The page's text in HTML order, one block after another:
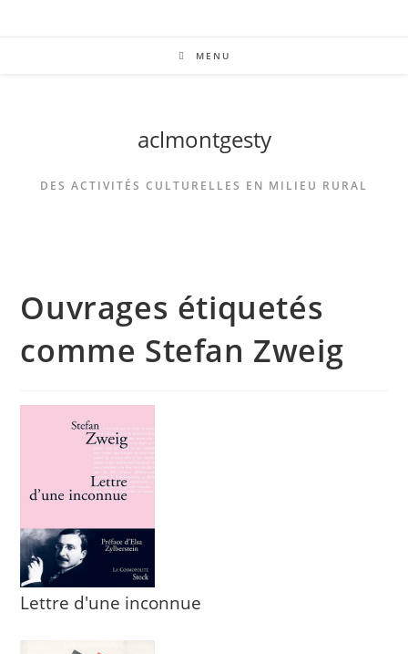
MENU
aclmontgesty
DES ACTIVITÉS CULTURELLES EN MILIEU RURAL
Ouvrages étiquetés
comme Stefan Zweig
Lettre d'une inconnue